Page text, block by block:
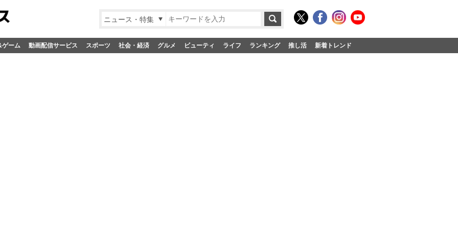
ニュース・特集
ゲーム 動画配信サービス スポーツ 社会・経済 グルメ ビューティ ライフ ランキング 推し活 新着トレンド